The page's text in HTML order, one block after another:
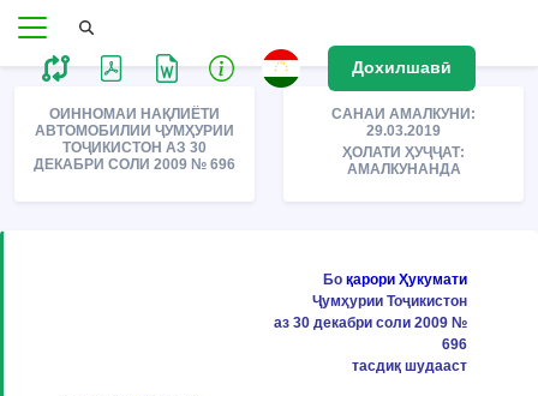
Дохилшавӣ
ОИННОМАИ НАҚЛИЁТИ
АВТОМОБИЛИИ ҶУМҲУРИИ
ТОҶИКИСТОН АЗ 30
ДЕКАБРИ СОЛИ 2009 № 696
САНАИ АМАЛКУНИ:
29.03.2019
ҲОЛАТИ ҲУҶҶАТ:
АМАЛКУНАНДА
Бо қарори Ҳукумати
Ҷумҳурии Тоҷикистон
аз 30 декабри соли 2009 №
696
тасдиқ шудааст